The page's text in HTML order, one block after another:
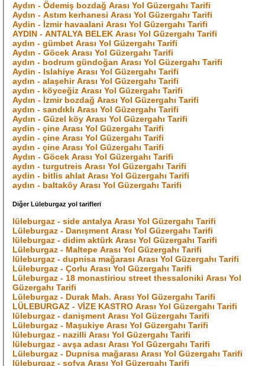
Aydın - Ödemiş bozdağ Arası Yol Güzergahı Tarifi
Aydın - Astım kerhanesi Arası Yol Güzergahı Tarifi
Aydin - İzmir havaalani Arası Yol Güzergahı Tarifi
AYDIN - ANTALYA BELEK Arası Yol Güzergahı Tarifi
aydın - gümbet Arası Yol Güzergahı Tarifi
Aydın - Göcek Arası Yol Güzergahı Tarifi
aydın - bodrum gündoğan Arası Yol Güzergahı Tarifi
Aydin - Islahiye Arası Yol Güzergahı Tarifi
aydın - alaşehir Arası Yol Güzergahı Tarifi
aydın - köyceğiz Arası Yol Güzergahı Tarifi
Aydın - İzmir bozdağ Arası Yol Güzergahı Tarifi
aydın - sandıklı Arası Yol Güzergahı Tarifi
Aydın - Güzel köy Arası Yol Güzergahı Tarifi
aydin - çine Arası Yol Güzergahı Tarifi
aydin - çine Arası Yol Güzergahı Tarifi
aydın - çine Arası Yol Güzergahı Tarifi
Aydın - Göcek Arası Yol Güzergahı Tarifi
aydın - turgutreis Arası Yol Güzergahı Tarifi
aydin - bitlis ahlat Arası Yol Güzergahı Tarifi
aydın - baltaköy Arası Yol Güzergahı Tarifi
Diğer Lüleburgaz yol tarifleri
lüleburgaz - side antalya Arası Yol Güzergahı Tarifi
Lüleburgaz - Danışment Arası Yol Güzergahı Tarifi
lüleburgaz - didim aktürk Arası Yol Güzergahı Tarifi
Lüleburgaz - Maltepe Arası Yol Güzergahı Tarifi
lüleburgaz - dupnisa mağarası Arası Yol Güzergahı Tarifi
Lüleburgaz - Çorlu Arası Yol Güzergahı Tarifi
Lüleburgaz - 18 monastiriou street thessaloniki Arası Yol
Güzergahı Tarifi
Lüleburgaz - Durak Mah. Arası Yol Güzergahı Tarifi
LÜLEBURGAZ - VİZE KASTRO Arası Yol Güzergahı Tarifi
lüleburgaz - danişment Arası Yol Güzergahı Tarifi
Lüleburgaz - Maşukiye Arası Yol Güzergahı Tarifi
lüleburgaz - nazilli Arası Yol Güzergahı Tarifi
lüleburgaz - avşa adası Arası Yol Güzergahı Tarifi
Lüleburgaz - Dupnisa mağarası Arası Yol Güzergahı Tarifi
lüleburgaz - sofya Arası Yol Güzergahı Tarifi